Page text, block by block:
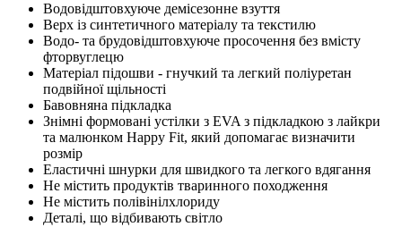
Водовідштовхуюче демісезонне взуття
Верх із синтетичного матеріалу та текстилю
Водо- та брудовідштовхуюче просочення без вмісту
фторвуглецю
Матеріал підошви - гнучкий та легкий поліуретан
подвійної щільності
Бавовняна підкладка
Знімні формовані устілки з EVA з підкладкою з лайкри
та малюнком Happy Fit, який допомагає визначити
розмір
Еластичні шнурки для швидкого та легкого вдягання
Не містить продуктів тваринного походження
Не містить полівінілхлориду
Деталі, що відбивають світло